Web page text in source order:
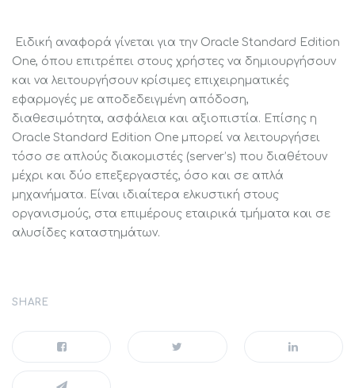
Ειδική αναφορά γίνεται για την Oracle Standard Edition
One, όπου επιτρέπει στους χρήστες να δημιουργήσουν
και να λειτουργήσουν κρίσιμες επιχειρηματικές
εφαρμογές με αποδεδειγμένη απόδοση,
διαθεσιμότητα, ασφάλεια και αξιοπιστία. Επίσης η
Oracle Standard Edition One μπορεί να λειτουργήσει
τόσο σε απλούς διακομιστές (server’s) που διαθέτουν
μέχρι και δύο επεξεργαστές, όσο και σε απλά
μηχανήματα. Είναι ιδιαίτερα ελκυστική στους
οργανισμούς, στα επιμέρους εταιρικά τμήματα και σε
αλυσίδες καταστημάτων.
SHARE